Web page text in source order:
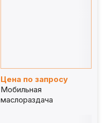
Цена по запросу
Мобильная
маслораздача